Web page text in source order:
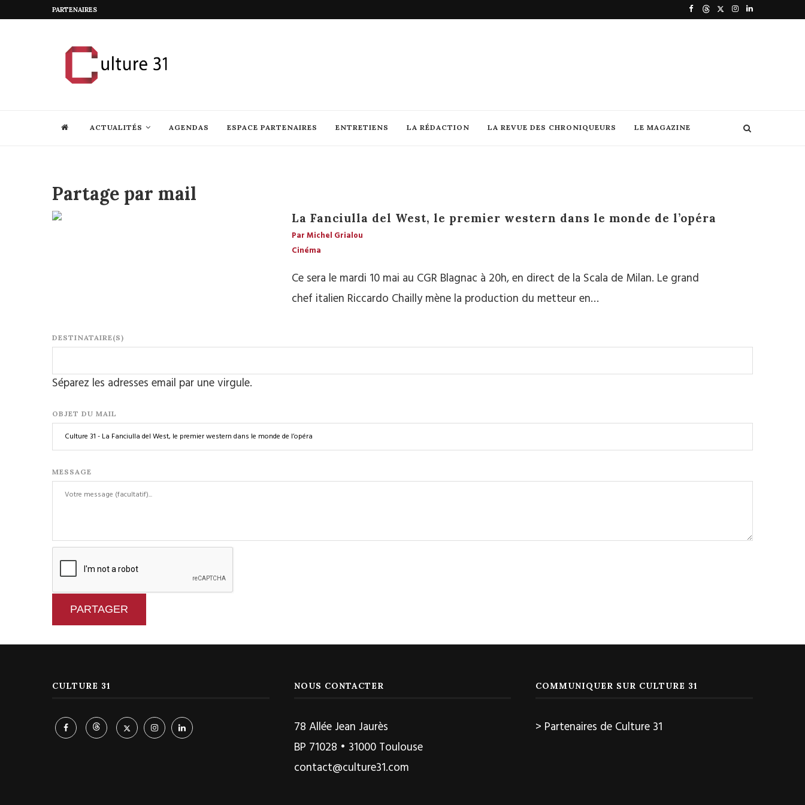
PARTENAIRES
ACTUALITÉS AGENDAS ESPACE PARTENAIRES ENTRETIENS LA RÉDACTION LA REVUE DES CHRONIQUEURS LE MAGAZINE
Partage par mail
La Fanciulla del West, le premier western dans le monde de l’opéra
Par Michel Grialou
Cinéma
Ce sera le mardi 10 mai au CGR Blagnac à 20h, en direct de la Scala de Milan. Le grand
chef italien Riccardo Chailly mène la production du metteur en…
DESTINATAIRE(S)
Séparez les adresses email par une virgule.
OBJET DU MAIL
MESSAGE
PARTAGER
CULTURE 31 NOUS CONTACTER
78 Allée Jean Jaurès
BP 71028 • 31000 Toulouse
contact@culture31.com
COMMUNIQUER SUR CULTURE 31
> Partenaires de Culture 31